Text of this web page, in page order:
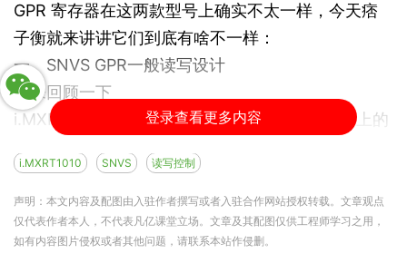
GPR 寄存器在这两款型号上确实不太一样，今天痞
子衡就来讲讲它们到底有啥不一样：
一、SNVS GPR一般读写设计
先来回顾一下
i.MXRT1015/1020/1024/1050/1060/1064 型号上的
一共有四个，其中 GPR2 - GPR0 是开放给用户自由
使用的，GPR3 里面有一些系统控制功能，不建议使
用。
登录查看更多内容
i.MXRT1010 SNVS 读写控制
声明：本文内容及配图由入驻作者撰写或者入驻合作网站授权转载。文章观点
仅代表作者本人，不代表凡亿课堂立场。文章及其配图仅供工程师学习之用，
如有内容图片侵权或者其他问题，请联系本站作侵删。